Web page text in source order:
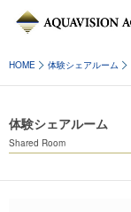
HOME 体験シェアルーム
体験シェアルーム
Shared Room